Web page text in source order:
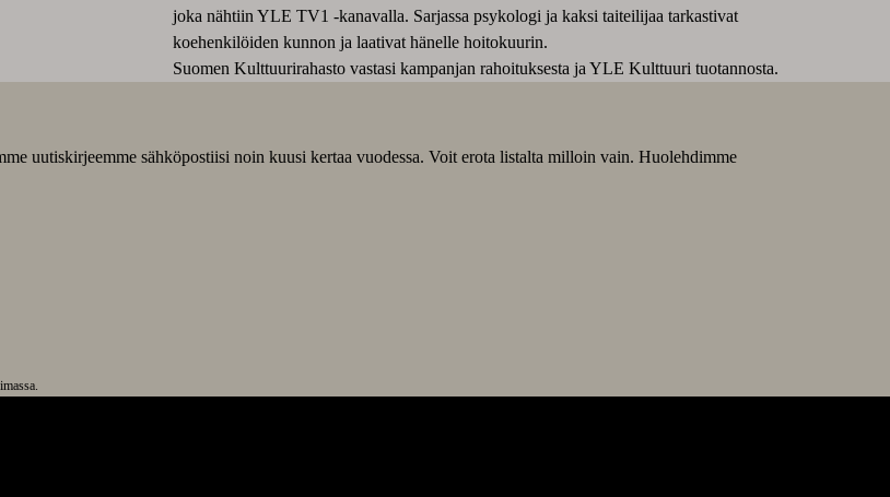
joka nähtiin YLE TV1 -kanavalla. Sarjassa psykologi ja kaksi taiteilijaa tarkastivat
koehenkilöiden kunnon ja laativat hänelle hoitokuurin.
Suomen Kulttuurirahasto vastasi kampanjan rahoituksesta ja YLE Kulttuuri tuotannosta.
uutiskirjeemme sähköpostiisi noin kuusi kertaa vuodessa. Voit erota listalta milloin vain. Huolehdimme